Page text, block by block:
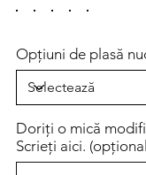
Opțiuni de plasă
Doriți o mică
Scrieți aici.